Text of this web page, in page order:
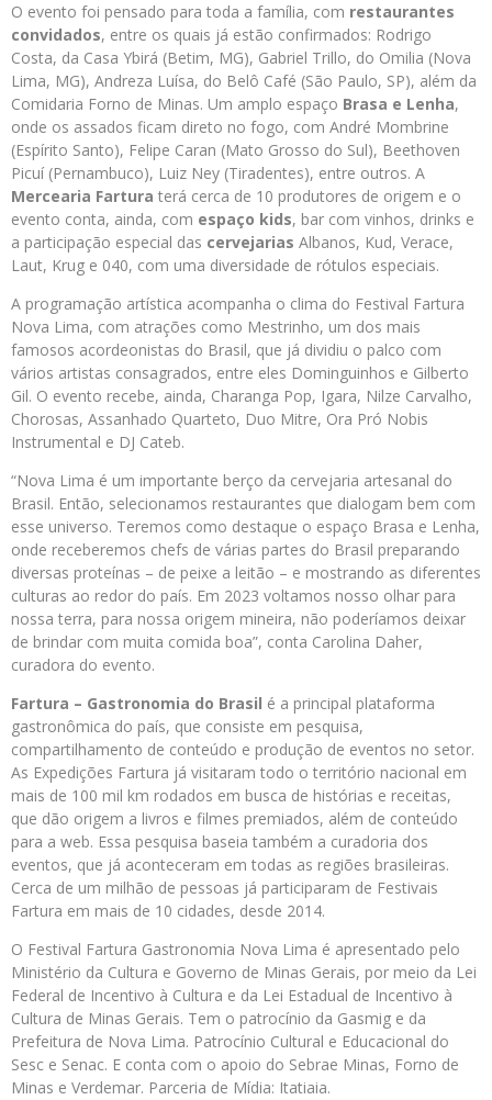
O evento foi pensado para toda a família, com restaurantes
convidados, entre os quais já estão confirmados: Rodrigo
Costa, da Casa Ybirá (Betim, MG), Gabriel Trillo, do Omilia (Nova
Lima, MG), Andreza Luísa, do Belô Café (São Paulo, SP), além da
Comidaria Forno de Minas. Um amplo espaço Brasa e Lenha,
onde os assados ficam direto no fogo, com André Mombrine
(Espírito Santo), Felipe Caran (Mato Grosso do Sul), Beethoven
Picuí (Pernambuco), Luiz Ney (Tiradentes), entre outros. A
Mercearia Fartura terá cerca de 10 produtores de origem e o
evento conta, ainda, com espaço kids, bar com vinhos, drinks e
a participação especial das cervejarias Albanos, Kud, Verace,
Laut, Krug e 040, com uma diversidade de rótulos especiais.
A programação artística acompanha o clima do Festival Fartura
Nova Lima, com atrações como Mestrinho, um dos mais
famosos acordeonistas do Brasil, que já dividiu o palco com
vários artistas consagrados, entre eles Dominguinhos e Gilberto
Gil. O evento recebe, ainda, Charanga Pop, Igara, Nilze Carvalho,
Chorosas, Assanhado Quarteto, Duo Mitre, Ora Pró Nobis
Instrumental e DJ Cateb.
“Nova Lima é um importante berço da cervejaria artesanal do
Brasil. Então, selecionamos restaurantes que dialogam bem com
esse universo. Teremos como destaque o espaço Brasa e Lenha,
onde receberemos chefs de várias partes do Brasil preparando
diversas proteínas – de peixe a leitão – e mostrando as diferentes
culturas ao redor do país. Em 2023 voltamos nosso olhar para
nossa terra, para nossa origem mineira, não poderíamos deixar
de brindar com muita comida boa”, conta Carolina Daher,
curadora do evento.
Fartura – Gastronomia do Brasil é a principal plataforma
gastronômica do país, que consiste em pesquisa,
compartilhamento de conteúdo e produção de eventos no setor.
As Expedições Fartura já visitaram todo o território nacional em
mais de 100 mil km rodados em busca de histórias e receitas,
que dão origem a livros e filmes premiados, além de conteúdo
para a web. Essa pesquisa baseia também a curadoria dos
eventos, que já aconteceram em todas as regiões brasileiras.
Cerca de um milhão de pessoas já participaram de Festivais
Fartura em mais de 10 cidades, desde 2014.
O Festival Fartura Gastronomia Nova Lima é apresentado pelo
Ministério da Cultura e Governo de Minas Gerais, por meio da Lei
Federal de Incentivo à Cultura e da Lei Estadual de Incentivo à
Cultura de Minas Gerais. Tem o patrocínio da Gasmig e da
Prefeitura de Nova Lima. Patrocínio Cultural e Educacional do
Sesc e Senac. E conta com o apoio do Sebrae Minas, Forno de
Minas e Verdemar. Parceria de Mídia: Itatiaia.